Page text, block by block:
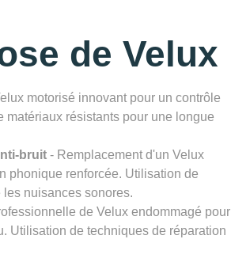
de Velux
motorisé innovant pour un contrôle
matériaux résistants pour une longue
bruit - Remplacement d'un Velux
phonique renforcée. Utilisation de
nuisances sonores.
de Velux endommagé pour
Utilisation de techniques de réparation